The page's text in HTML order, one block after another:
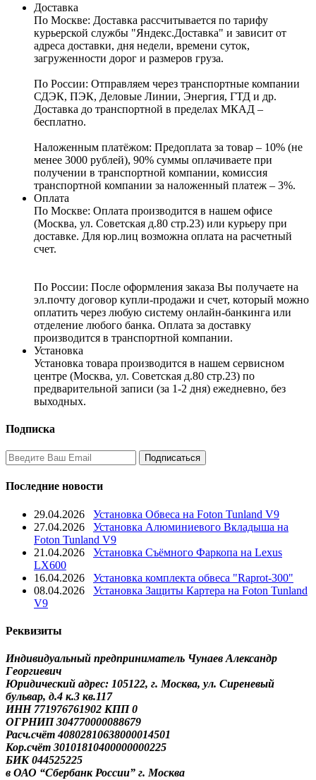
Доставка
По Москве: Доставка рассчитывается по тарифу
курьерской службы "Яндекс.Доставка" и зависит от
адреса доставки, дня недели, времени суток,
загруженности дорог и размеров груза.
По России: Отправляем через транспортные компании
СДЭК, ПЭК, Деловые Линии, Энергия, ГТД и др.
Доставка до транспортной в пределах МКАД –
бесплатно.
Наложенным платёжом: Предоплата за товар – 10% (не
менее 3000 рублей), 90% суммы оплачиваете при
получении в транспортной компании, комиссия
транспортной компании за наложенный платеж – 3%.
Оплата
По Москве: Оплата производится в нашем офисе
(Москва, ул. Советская д.80 стр.23) или курьеру при
доставке. Для юр.лиц возможна оплата на расчетный
счет.
По России: После оформления заказа Вы получаете на
эл.почту договор купли-продажи и счет, который можно
оплатить через любую систему онлайн-банкинга или
отделение любого банка. Оплата за доставку
производится в транспортной компании.
Установка
Установка товара производится в нашем сервисном
центре (Москва, ул. Советская д.80 стр.23) по
предварительной записи (за 1-2 дня) ежедневно, без
выходных.
Подписка
Последние новости
29.04.2026
Установка Обвеса на Foton Tunland V9
27.04.2026
Установка Алюминиевого Вкладыша на
Foton Tunland V9
21.04.2026
Установка Съёмного Фаркопа на Lexus
LX600
16.04.2026
Установка комплекта обвеса "Raprot-300"
08.04.2026
Установка Защиты Картера на Foton Tunland
V9
Реквизиты
Индивидуальный предприниматель Чунаев Александр
Георгиевич
Юридический адрес: 105122, г. Москва, ул. Сиреневый
бульвар, д.4 к.3 кв.117
ИНН 771976761902 КПП 0
ОГРНИП 304770000088679
Расч.счёт 40802810638000014501
Кор.счёт 30101810400000000225
БИК 044525225
в ОАО “Сбербанк России” г. Москва